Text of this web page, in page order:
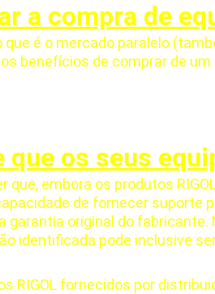
a compra de
que é o mercado paralelo
benefícios de comprar de
que os seus
que, embora os produtos
de fornecer suporte
garantia original do
identificada pode inclusive
RIGOL fornecidos por